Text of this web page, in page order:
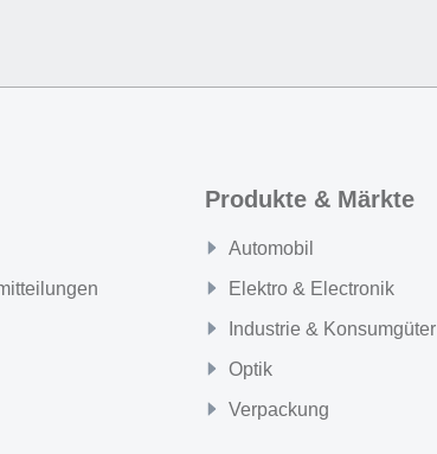
Produkte & Märkte
Automobil
Elektro & Electronik
Industrie & Konsumgüter
Optik
Verpackung